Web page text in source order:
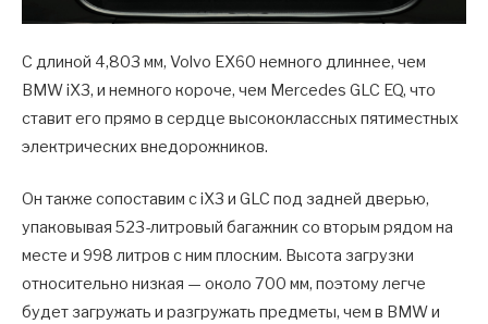
С длиной 4,803 мм, Volvo EX60 немного длиннее, чем
BMW iX3, и немного короче, чем Mercedes GLC EQ, что
ставит его прямо в сердце высококлассных пятиместных
электрических внедорожников.
Он также сопоставим с iX3 и GLC под задней дверью,
упаковывая 523-литровый багажник со вторым рядом на
месте и 998 литров с ним плоским. Высота загрузки
относительно низкая — около 700 мм, поэтому легче
будет загружать и разгружать предметы, чем в BMW и